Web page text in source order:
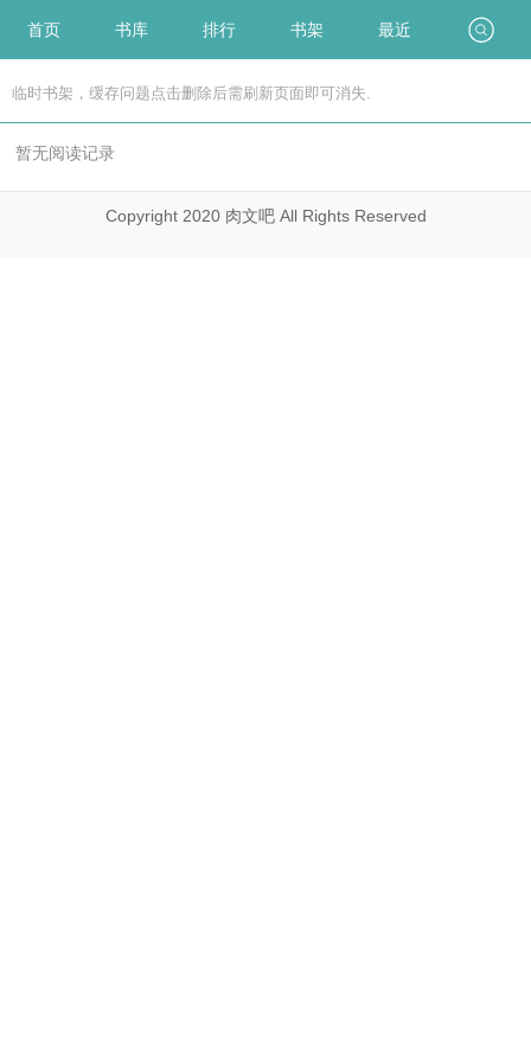
首页 书库 排行 书架 最近
临时书架，缓存问题点击删除后需刷新页面即可消失.
暂无阅读记录
Copyright 2020 肉文吧 All Rights Reserved